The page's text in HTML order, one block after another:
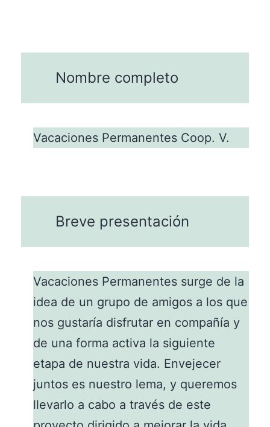
Nombre completo
Vacaciones Permanentes Coop. V.
Breve presentación
Vacaciones Permanentes surge de la
idea de un grupo de amigos a los que
nos gustaría disfrutar en compañía y
de una forma activa la siguiente
etapa de nuestra vida. Envejecer
juntos es nuestro lema, y queremos
llevarlo a cabo a través de este